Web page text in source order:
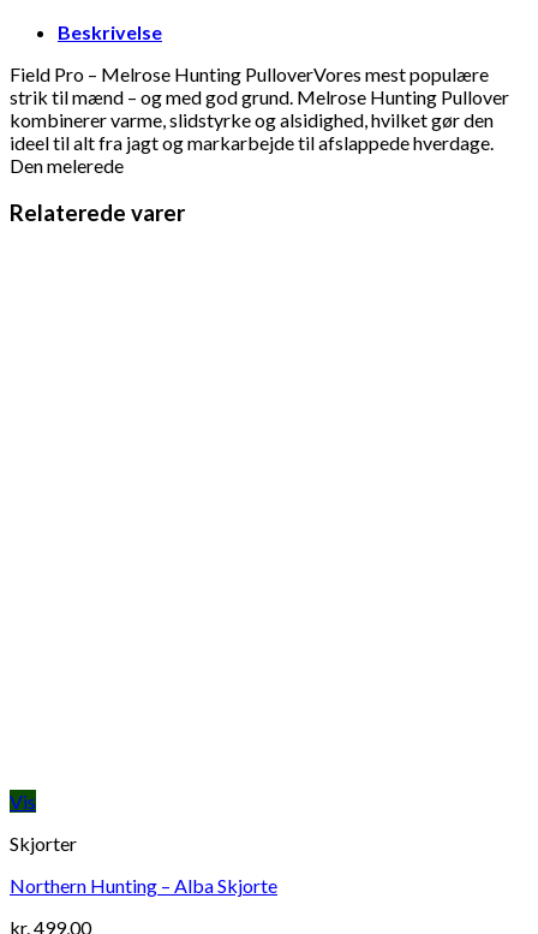
Beskrivelse
Field Pro – Melrose Hunting PulloverVores mest populære
strik til mænd – og med god grund. Melrose Hunting Pullover
kombinerer varme, slidstyrke og alsidighed, hvilket gør den
ideel til alt fra jagt og markarbejde til afslappede hverdage.
Den melerede
Relaterede varer
Vis
Skjorter
Northern Hunting – Alba Skjorte
kr.499,00